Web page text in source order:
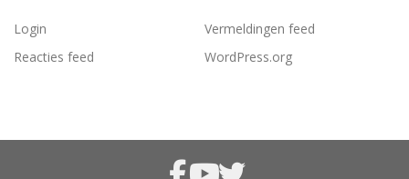
Login
Vermeldingen feed
Reacties feed
WordPress.org